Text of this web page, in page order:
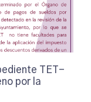
TET-
por la